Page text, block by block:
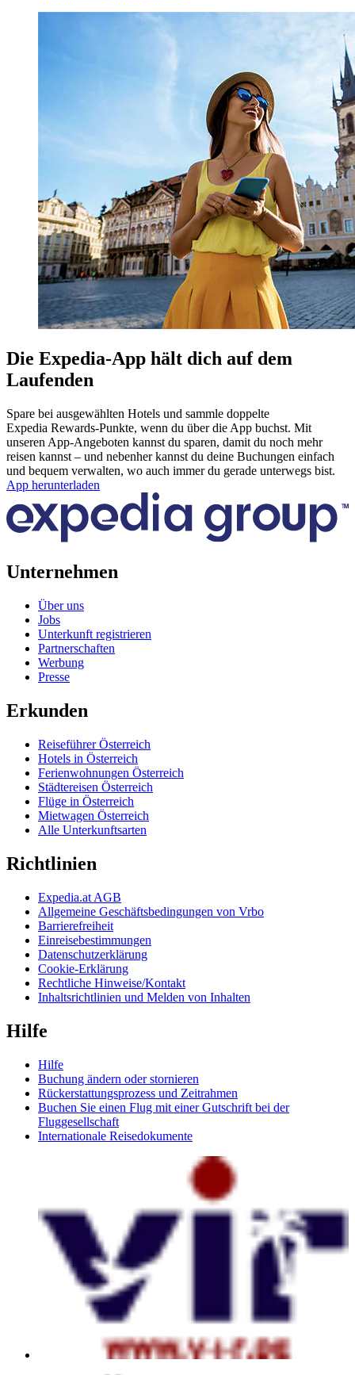
Die Expedia-App hält dich auf dem
Laufenden
Spare bei ausgewählten Hotels und sammle doppelte
Expedia Rewards-Punkte, wenn du über die App buchst. Mit
unseren App-Angeboten kannst du sparen, damit du noch mehr
reisen kannst – und nebenher kannst du deine Buchungen einfach
und bequem verwalten, wo auch immer du gerade unterwegs bist.
App herunterladen
Unternehmen
Über uns
Jobs
Unterkunft registrieren
Partnerschaften
Werbung
Presse
Erkunden
Reiseführer Österreich
Hotels in Österreich
Ferienwohnungen Österreich
Städtereisen Österreich
Flüge in Österreich
Mietwagen Österreich
Alle Unterkunftsarten
Richtlinien
Expedia.at AGB
Allgemeine Geschäftsbedingungen von Vrbo
Barrierefreiheit
Einreisebestimmungen
Datenschutzerklärung
Cookie-Erklärung
Rechtliche Hinweise/Kontakt
Inhaltsrichtlinien und Melden von Inhalten
Hilfe
Hilfe
Buchung ändern oder stornieren
Rückerstattungsprozess und Zeitrahmen
Buchen Sie einen Flug mit einer Gutschrift bei der
Fluggesellschaft
Internationale Reisedokumente